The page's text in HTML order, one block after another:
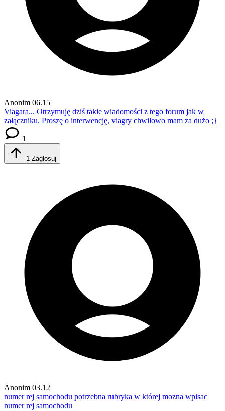
Anonim 06.15
Viagara... Otrzymuję dziś takie wiadomości z tego forum jak w
załączniku. Proszę o interwencję, viagry chwilowo mam za dużo ;}
1
1 Zagłosuj
Anonim 03.12
numer rej samochodu potrzebna rubryka w której mozna wpisac
numer rej samochodu